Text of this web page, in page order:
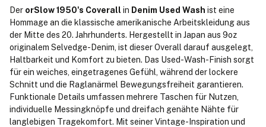
Der orSlow 1950's Coverall in Denim Used Wash ist eine
Hommage an die klassische amerikanische Arbeitskleidung aus
der Mitte des 20. Jahrhunderts. Hergestellt in Japan aus 9oz
originalem Selvedge-Denim, ist dieser Overall darauf ausgelegt,
Haltbarkeit und Komfort zu bieten. Das Used-Wash-Finish sorgt
für ein weiches, eingetragenes Gefühl, während der lockere
Schnitt und die Raglanärmel Bewegungsfreiheit garantieren.
Funktionale Details umfassen mehrere Taschen für Nutzen,
individuelle Messingknöpfe und dreifach genähte Nähte für
langlebigen Tragekomfort. Mit seiner Vintage-Inspiration und